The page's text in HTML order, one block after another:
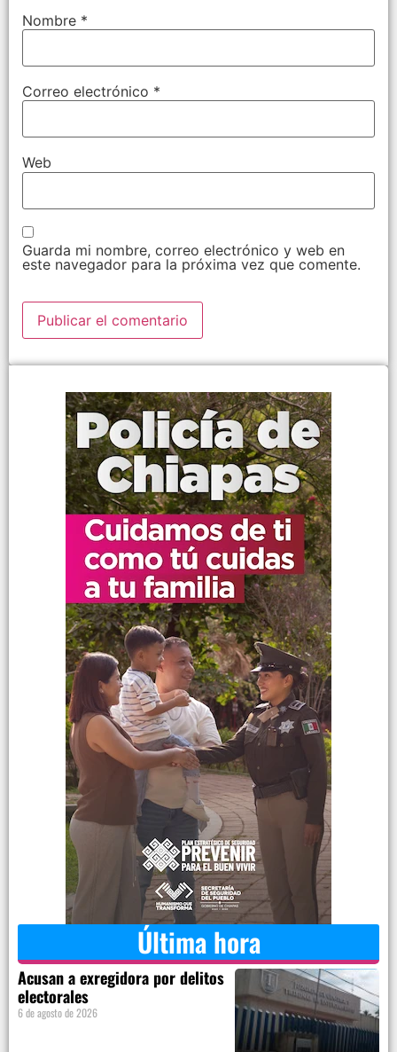
Nombre *
Correo electrónico *
Web
Guarda mi nombre, correo electrónico y web en
este navegador para la próxima vez que comente.
Última hora
Acusan a exregidora por delitos
electorales
6 de agosto de 2026